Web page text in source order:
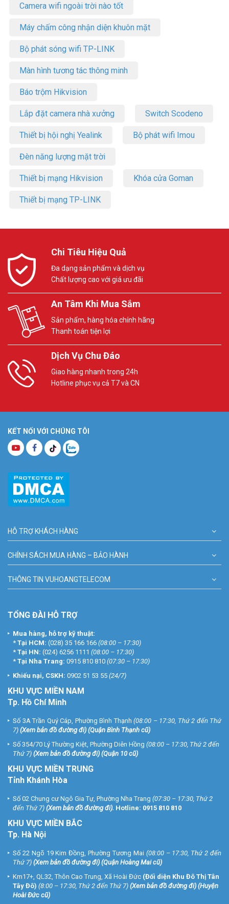
Camera wifi ngoài trời nào tốt
Máy chấm công nhận diện khuôn mặt
Bộ phát sóng wifi TP-LINK
Màn hình tương tác thông minh
Báo trộm Hikvision
Lắp đặt camera nhà xưởng Switch Scodeno
Thiết bị hội nghị Yealink Bộ phát wifi Imou
Đèn năng lượng mặt trời
Thiết bị mạng Hikvision Khóa cửa Goman
Thiết bị mạng TP-LINK
Chi Tiêu Hiệu Quả
Đa dạng sản phẩm và dịch vụ
Chất lượng cao với giá ưu đãi
An Tâm Khi Mua Sắm
Sản phẩm, hàng hóa chính hãng
Thanh toán tiện lợi
Dịch Vụ Chu Đáo
Giao hàng nhanh trong 24h
Hotline phục vụ cả T7 và CN
KẾT NỐI VỚI CHÚNG TÔI
HỖ TRỢ KHÁCH HÀNG
CHÍNH SÁCH MUA HÀNG – BẢO HÀNH
THÔNG TIN VUHOANGTELECOM
TỔNG ĐÀI HỖ TRỢ
Mua hàng, hỗ trợ kỹ thuật:
* Tại HCM: (028) 35 166 166 (08:00 – 17:30)
* Tại HN: (024) 6256 1111 (08:00 – 17:30)
* Tại Nha Trang: 0915 810 810 (07:30 – 17:30)
Khiếu nại, CSKH: 0902 51 53 55 (24/7)
KHU VỰC MIỀN NAM
Tp. Hồ Chí Minh
Số 3A Trần Quý Cáp, Phường Bình Thạnh (08:00 – 17:30, Thứ 2 đến Thứ
7) (Xem bản đồ đường đi) (Quận Bình Thạnh cũ)
Số 354/70 Lý Thường Kiệt, Phường Diên Hồng (08:00 – 17:30, Thứ 2 đến
Thứ 7) (Xem bản đồ đường đi) (Quận 10 cũ)
KHU VỰC MIỀN TRUNG
Tỉnh Khánh Hòa
Số 02 Chung cư Ngô Gia Tự, Phường Nha Trang (07:30 – 17:30, Thứ 2
đến Thứ 7) (Xem bản đồ đường đi). Hotline: 0915 810 810
KHU VỰC MIỀN BẮC
Tp. Hà Nội
Số 22 Ngõ 19 Kim Đồng, Phường Tương Mai (08:00 – 17:30, Thứ 2 đến
Thứ 7) (Xem bản đồ đường đi) (Quận Hoàng Mai cũ)
Km17+, QL32, Thôn Cao Trung, Xã Hoài Đức (Đối diện Khu Đô Thị Tân
Tây Đô) (8:00 – 17:30, Thứ 2 đến Thứ 7) (Xem bản đồ đường đi) (Huyện
Hoài Đức cũ)